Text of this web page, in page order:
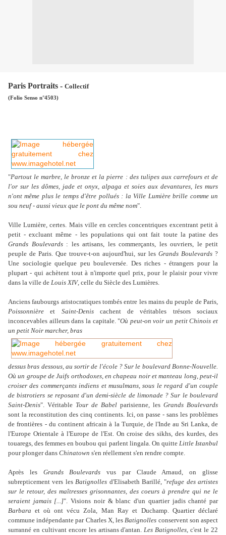
Paris Portraits - Collectif
(Folio Senso n°4503)
"Partout le marbre, le bronze et la pierre : des tulipes aux carrefours et de
l'or sur les dômes, jade et onyx, alpaga et soies aux devantures, les murs
n'ont même plus le temps d'être pollués : la Ville Lumière brille comme un
sou neuf - aussi vieux que le pont du même nom".
Ville Lumière, certes. Mais ville en cercles concentriques excentrant petit à
petit - excluant même - les populations qui ont fait toute la patine des
Grands Boulevards: les artisans, les commerçants, les ouvriers, le petit
peuple de Paris. Que trouve-t-on aujourd'hui, sur les Grands Boulevards ?
Une sociologie quelque peu bouleversée. Des riches - étrangers pour la
plupart - qui achètent tout à n'importe quel prix, pour le plaisir pour vivre
dans la ville de Louis XIV, celle du Siècle des Lumières.
Anciens faubourgs aristocratiques tombés entre les mains du peuple de Paris,
Poissonnière et Saint-Deniscachent de véritables trésors sociaux
inconcevables ailleurs dans la capitale. "Où peut-on voir un petit Chinois et
un petit Noir marcher, bras
dessus bras dessous, au sortir de l'école ? Sur le boulevard Bonne-Nouvelle.
Où un groupe de Juifs orthodoxes, en chapeau noir et manteau long, peut-il
croiser des commerçants indiens et musulmans, sous le regard d'un couple
de bistrotiers se reposant d'un demi-siècle de limonade ? Sur le boulevard
Saint-Denis". Véritable Tour de Babel parisienne, les Grands Boulevards
sont la reconstitution des cinq continents. Ici, on passe - sans les problèmes
de frontières - du continent africain à la Turquie, de l'Inde au Sri Lanka, de
l'Europe Orientale à l'Europe de l'Est. On croise des sikhs, des kurdes, des
touaregs, des femmes en boubou qui parlent lingala. On quitte Little Istanbul
pour plonger dans Chinatown s'en réellement s'en rendre compte.
Après les Grands Boulevards vus par Claude Arnaud, on glisse
subrepticement vers lesBatignolles d'Elisabeth Barillé, "refuge des artistes
sur le retour, des maîtresses grisonnantes, des coeurs à prendre qui ne le
seraient jamais [...]". Visions noir & blanc d'un quartier jadis chanté par
Barbara et où ont vécu Zola, Man Ray et Duchamp. Quartier déclaré
commune indépendante par Charles X, lesBatignolles conservent son aspect
surranné en cultivant encore les artisans d'antan.Les Batignolles, c'est le 22